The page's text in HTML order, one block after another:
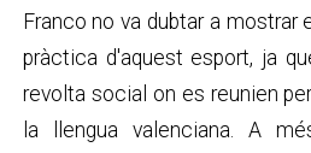
Franco no va dubtar a mostrar
pràctica d'aquest esport, ja
revolta social on es reunien
la llengua valenciana. A